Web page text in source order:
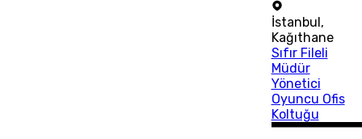
İstanbul,
Kağıthane
Sıfır Fileli
Müdür
Yönetici
Oyuncu Ofis
Koltuğu